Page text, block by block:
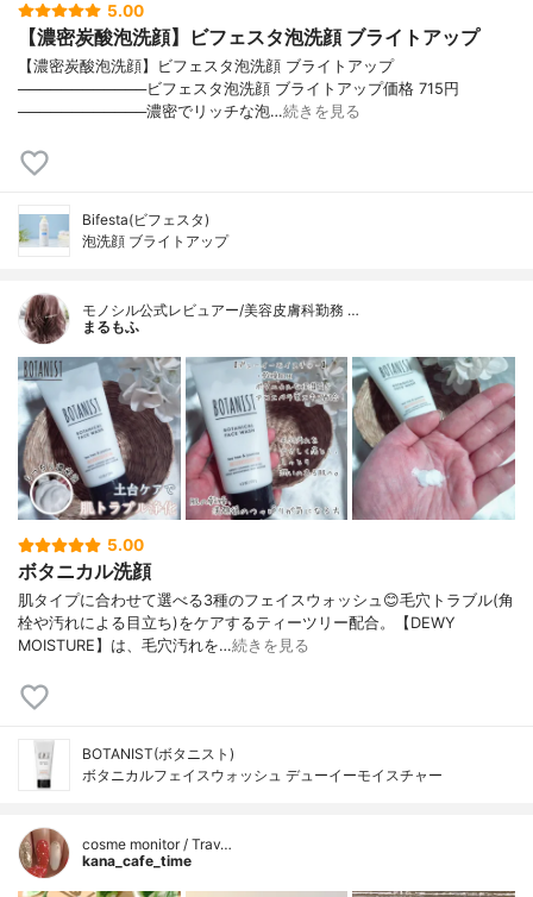
5.00
【濃密炭酸泡洗顔】ビフェスタ泡洗顔 ブライトアップ
【濃密炭酸泡洗顔】ビフェスタ泡洗顔 ブライトアップ
────────────ビフェスタ泡洗顔 ブライトアップ価格 715円
────────────濃密でリッチな泡…続きを見る
Bifesta(ビフェスタ)
泡洗顔 ブライトアップ
モノシル公式レビュアー/美容皮膚科勤務 …
まるもふ
5.00
ボタニカル洗顔
肌タイプに合わせて選べる3種のフェイスウォッシュ😊毛穴トラブル(角
栓や汚れによる目立ち)をケアするティーツリー配合。【DEWY
MOISTURE】は、毛穴汚れを…続きを見る
BOTANIST(ボタニスト)
ボタニカルフェイスウォッシュ デューイーモイスチャー
cosme monitor / Trav…
kana_cafe_time